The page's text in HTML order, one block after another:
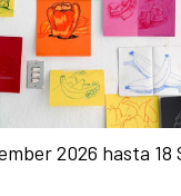
2026 hasta